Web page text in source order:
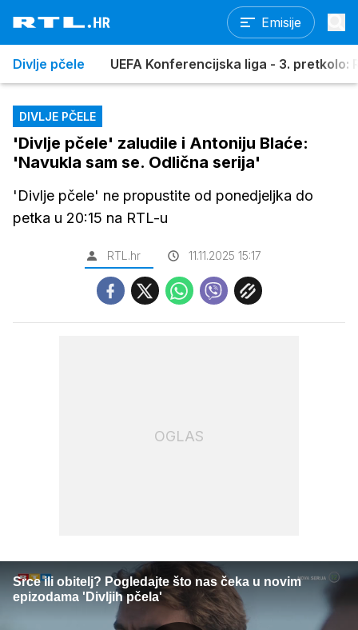
Emisije
Divlje pčele UEFA Konferencijska liga - 3. pretkolo:
DIVLJE PČELE
'Divlje pčele' zaludile i Antoniju Blaće:
'Navukla sam se. Odlična serija'
'Divlje pčele' ne propustite od ponedjeljka do
petka u 20:15 na RTL-u
RTL.hr 11.11.2025 15:17
OGLAS
Srce ili obitelj? Pogledajte što nas čeka u novim
epizodama 'Divljih pčela'